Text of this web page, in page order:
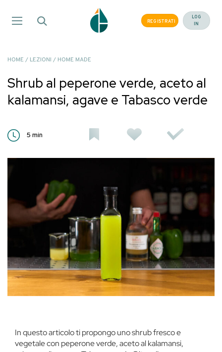
REGISTRATI
LOG
IN
HOME / LEZIONI / HOME MADE
Shrub al peperone verde, aceto al
kalamansi, agave e Tabasco verde
5 min
In questo articolo ti propongo uno shrub fresco e
vegetale con peperone verde, aceto al kalamansi,